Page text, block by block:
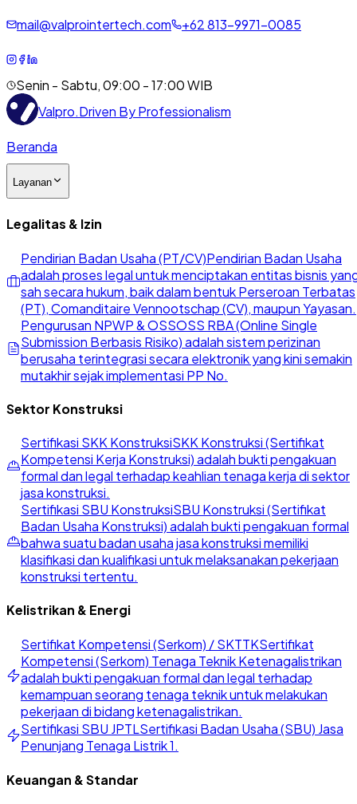
mail@valprointertech.com +62813-9971-0085
Senin - Sabtu, 09:00 - 17:00 WIB
Valpro.Driven By Professionalism
Beranda
Layanan
Legalitas & Izin
Pendirian Badan Usaha (PT/CV)Pendirian Badan Usaha
adalah proses legal untuk menciptakan entitas bisnis
sah secara hukum, baik dalam bentuk Perseroan Terbatas
(PT), Comanditaire Vennootschap (CV), maupun Yayasan.
Pengurusan NPWP & OSSOSS RBA (Online Single
Submission Berbasis Risiko) adalah sistem perizinan
berusaha terintegrasi secara elektronik yang kini semakin
mutakhir sejak implementasi PP No.
Sektor Konstruksi
Sertifikasi SKK KonstruksiSKK Konstruksi (Sertifikat
Kompetensi Kerja Konstruksi) adalah bukti pengakuan
formal dan legal terhadap keahlian tenaga kerja di sektor
jasa konstruksi.
Sertifikasi SBU KonstruksiSBU Konstruksi (Sertifikat
Badan Usaha Konstruksi) adalah bukti pengakuan formal
bahwa suatu badan usaha jasa konstruksi memiliki
klasifikasi dan kualifikasi untuk melaksanakan pekerjaan
konstruksi tertentu.
Kelistrikan & Energi
Sertifikat Kompetensi (Serkom) / SKTTKSertifikat
Kompetensi (Serkom) Tenaga Teknik Ketenagalistrikan
adalah bukti pengakuan formal dan legal terhadap
kemampuan seorang tenaga teknik untuk melakukan
pekerjaan di bidang ketenagalistrikan.
Sertifikasi SBU JPTLSertifikasi Badan Usaha (SBU) Jasa
Penunjang Tenaga Listrik 1.
Keuangan & Standar